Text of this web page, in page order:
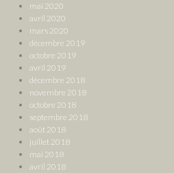
mai 2020
avril 2020
mars 2020
décembre 2019
octobre 2019
avril 2019
décembre 2018
novembre 2018
octobre 2018
septembre 2018
août 2018
juillet 2018
mai 2018
avril 2018